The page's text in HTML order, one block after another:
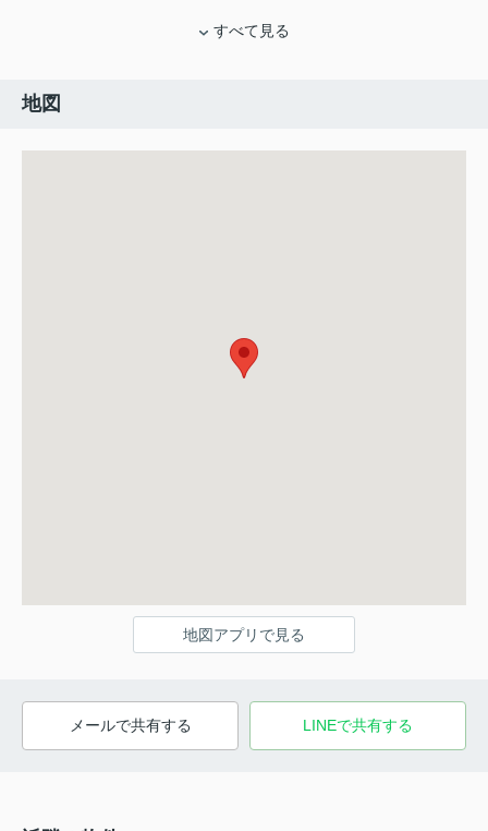
すべて見る
地図
地図アプリで見る
メールで共有する LINEで共有する